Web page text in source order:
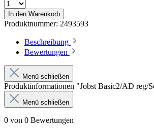
In den Warenkorb
Produktnummer: 2493593
Beschreibung
Bewertungen
Menü schließen
Produktinformationen "Jobst Basic2/AD reg/
Menü schließen
0 von 0 Bewertungen